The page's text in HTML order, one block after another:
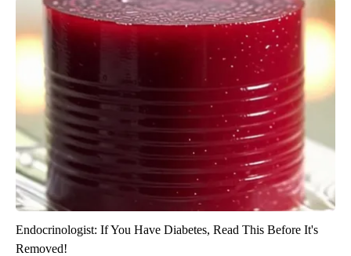
Endocrinologist: If You Have Diabetes, Read This Before It's
Removed!